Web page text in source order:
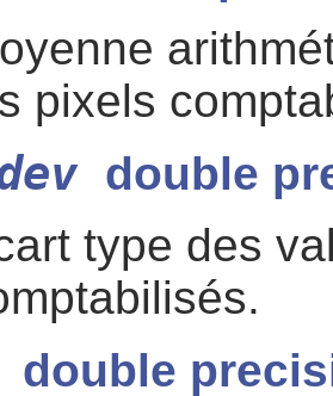
pixels
double
type des
double